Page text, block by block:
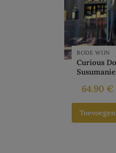
RODE WIJN
Curious
64.90 €